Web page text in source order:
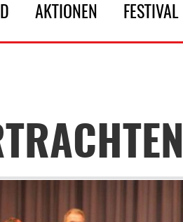
AKTIONEN FESTIVAL